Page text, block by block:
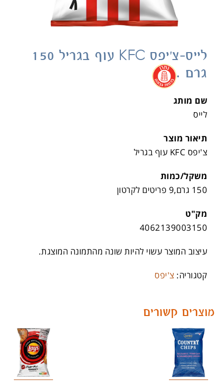
לייס-צ'יפס KFC עוף בגריל 150
גרם .
.
שם מותג
לייס
תיאור מוצר
צ'יפס KFC עוף בגריל
משקל/כמות
150 גרם,9 פריטים לקרטון
מק"ט
4062139003150
עיצוב המוצר עשוי להיות שונה מהתמונה המוצגת.
קטגוריה: צ'יפס
מוצרים קשורים